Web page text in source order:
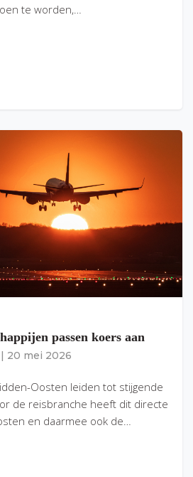
te worden,…
passen koers aan
20 mei 2026
Oosten leiden tot stijgende
de reisbranche heeft dit directe
en daarmee ook de…